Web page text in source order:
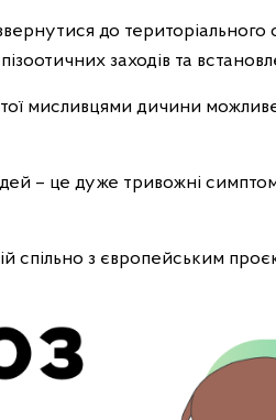
до територіального
заходів та
мисливцями дичини
– це дуже тривожні
спільно з європейським